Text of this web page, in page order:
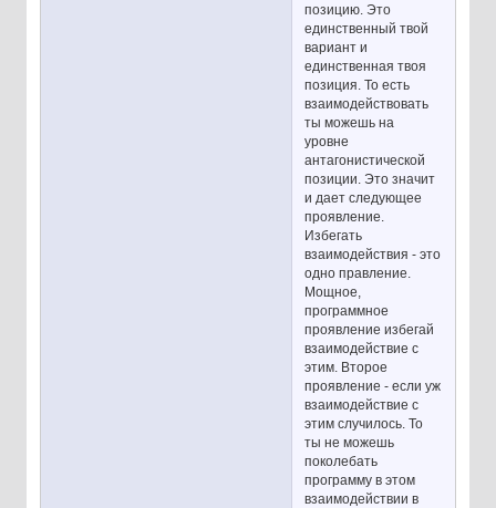
позицию. Это
единственный твой
вариант и
единственная твоя
позиция. То есть
взаимодействовать
ты можешь на
уровне
антагонистической
позиции. Это значит
и дает следующее
проявление.
Избегать
взаимодействия - это
одно правление.
Мощное,
программное
проявление избегай
взаимодействие с
этим. Второе
проявление - если уж
взаимодействие с
этим случилось. То
ты не можешь
поколебать
программу в этом
взаимодействии в